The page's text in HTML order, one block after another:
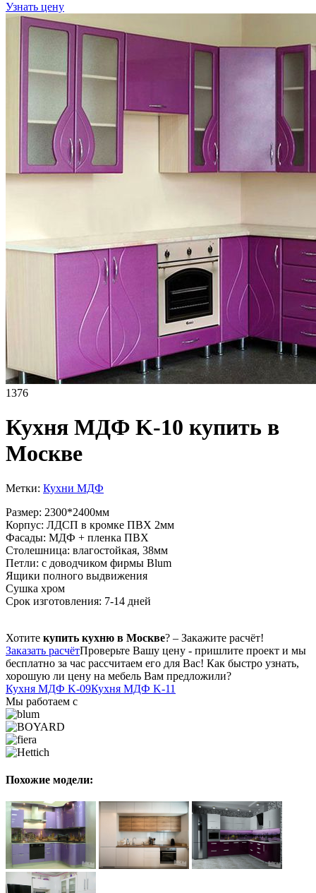
Узнать цену
1376
Кухня МДФ K-10 купить в
Москве
Метки: Кухни МДФ
Размер: 2300*2400мм
Корпус: ЛДСП в кромке ПВХ 2мм
Фасады: МДФ + пленка ПВХ
Столешница: влагостойкая, 38мм
Петли: с доводчиком фирмы Blum
Ящики полного выдвижения
Сушка хром
Срок изготовления: 7-14 дней
Хотите купить кухню в Москве? – Закажите расчёт!
Заказать расчётПроверьте Вашу цену - пришлите проект и мы
бесплатно за час рассчитаем его для Вас! Как быстро узнать,
хорошую ли цену на мебель Вам предложили?
Кухня МДФ K-09Кухня МДФ K-11
Мы работаем с
Похожие модели: